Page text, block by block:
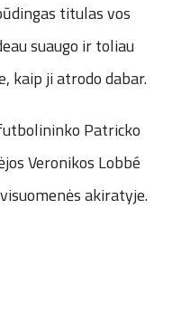
titulas vos
suaugo ir toliau
kaip ji atrodo dabar.
Patricko
Veronikos Lobbé
akiratyje.